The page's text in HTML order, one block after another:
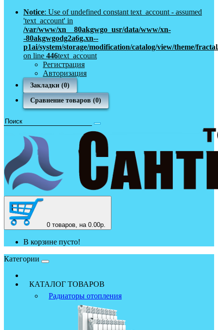
Notice: Use of undefined constant text_account - assumed
'text_account' in
/var/www/xn__80akgwgo_usr/data/www/xn-
-80akgwgodg2a6g.xn--
p1ai/system/storage/modification/catalog/view/theme/
on line 446text_account
Регистрация
Авторизация
Закладки (0)
Сравнение товаров (0)
0 товаров, на 0.00р.
В корзине пусто!
Категории
КАТАЛОГ ТОВАРОВ
Радиаторы отопления